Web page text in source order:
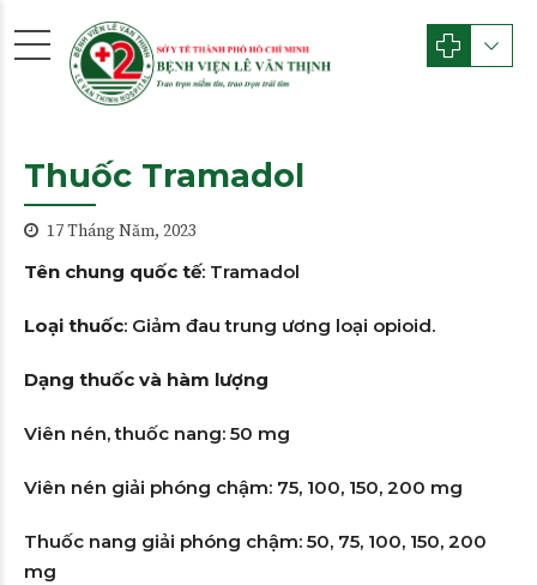
Thuốc Tramadol
17 Tháng Năm, 2023
Tên chung quốc tế: Tramadol
Loại thuốc: Giảm đau trung ương loại opioid.
Dạng thuốc và hàm lượng
Viên nén, thuốc nang: 50 mg
Viên nén giải phóng chậm: 75, 100, 150, 200 mg
Thuốc nang giải phóng chậm: 50, 75, 100, 150, 200
mg